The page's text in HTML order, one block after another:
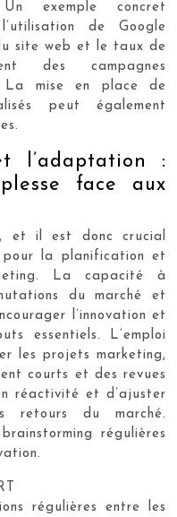
exemple concret
de Google
site web et le taux de
des campagnes
La mise en place de
peut également
l’adaptation :
face aux
et il est donc crucial
pour la planification et
La capacité à
du marché et
l’innovation et
essentiels. L’emploi
les projets marketing,
courts et des revues
réactivité et d’ajuster
retours du marché.
régulières
régulières entre les